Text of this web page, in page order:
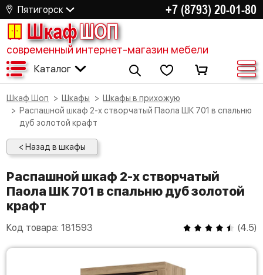
Пятигорск +7 (8793) 20-01-80
ШкафШОП
современный интернет-магазин мебели
Каталог
Шкаф Шоп Шкафы
Шкафы в прихожую
Распашной шкаф 2-х створчатый Паола ШК 701 в спальню
дуб золотой крафт
< Назад в шкафы
Распашной шкаф 2-х створчатый
Паола ШК 701 в спальню дуб золотой
крафт
Код товара: 181593 (4.5)